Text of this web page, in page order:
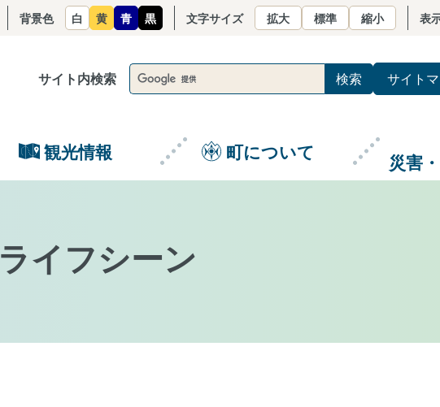
サイト内検索 サイト
観光情報 町について 災害
背景色 白 黄 青 黒 文字サイズ 拡大 標準 縮小 表
ライフシーン